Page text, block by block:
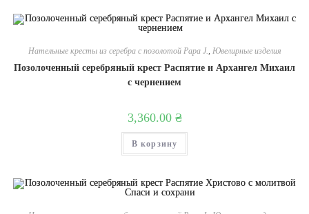
Нательные кресты из серебра с позолотой Papa J., Ювелирные изделия
Позолоченный серебряный крест Распятие и Архангел Михаил
с чернением
3,360.00 ₴
В корзину